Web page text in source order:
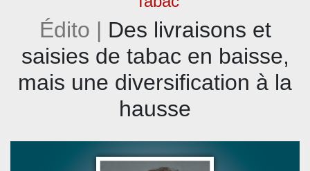
Édito | Des livraisons et
saisies de tabac en baisse,
mais une diversification à la
hausse